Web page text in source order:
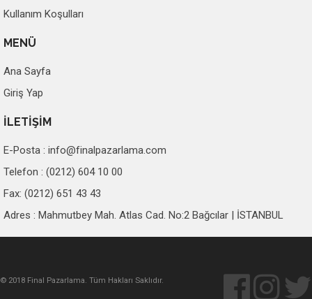
Kullanım Koşulları
MENÜ
Ana Sayfa
Giriş Yap
İLETİŞİM
E-Posta : info@finalpazarlama.com
Telefon : (0212) 604 10 00
Fax: (0212) 651 43 43
Adres : Mahmutbey Mah. Atlas Cad. No:2 Bağcılar | İSTANBUL
© 2018 Final Pazarlama. Tüm Hakları Saklıdır.